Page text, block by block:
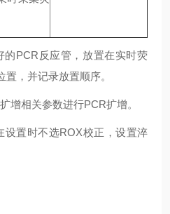
的PCR反应管，放置在实时荧
，并记录放置顺序。
增相关参数进行PCR扩增。
设置时不选ROX校正，设置淬